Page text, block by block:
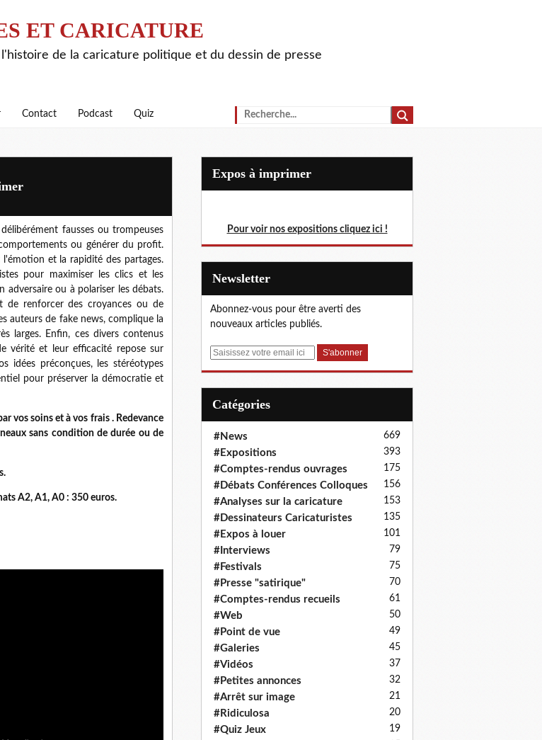
ET CARICATURE
de la caricature politique et du dessin de presse
Contact Podcast Quiz
fausses ou trompeuses
ou générer du profit.
l'émotion et la rapidité des partages.
pour maximiser les clics et les
adversaire ou à polariser les débats.
de renforcer des croyances ou de
auteurs de fake news, complique la
larges. Enfin, ces divers contenus
vérité et leur efficacité repose sur
idées préconçues, les stéréotypes
pour préserver la démocratie et
vos soins et à vos frais . Redevance
sans condition de durée ou de
A2, A1, A0 : 350 euros.
Expos à imprimer
Pour voir nos expositions cliquez ici !
Newsletter
Abonnez-vous pour être averti des
nouveaux articles publiés.
E
Catégories
#News 669
#Expositions 393
#Comptes-rendus ouvrages 175
#Débats Conférences Colloques 156
#Analyses sur la caricature 153
#Dessinateurs Caricaturistes 135
#Expos à louer 101
#Interviews 79
#Festivals 75
#Presse "satirique" 70
#Comptes-rendus recueils 61
#Web 50
#Point de vue 49
#Galeries 45
#Vidéos 37
#Petites annonces 32
#Arrêt sur image 21
#Ridiculosa 20
#Quiz Jeux 19